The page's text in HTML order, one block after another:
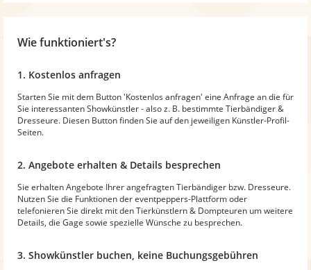
Wie funktioniert's?
1. Kostenlos anfragen
Starten Sie mit dem Button 'Kostenlos anfragen' eine Anfrage an die für
Sie interessanten Showkünstler - also z. B. bestimmte Tierbändiger &
Dresseure. Diesen Button finden Sie auf den jeweiligen Künstler-Profil-
Seiten.
2. Angebote erhalten & Details besprechen
Sie erhalten Angebote Ihrer angefragten Tierbändiger bzw. Dresseure.
Nutzen Sie die Funktionen der eventpeppers-Plattform oder
telefonieren Sie direkt mit den Tierkünstlern & Dompteuren um weitere
Details, die Gage sowie spezielle Wünsche zu besprechen.
3. Showkünstler buchen, keine Buchungsgebühren